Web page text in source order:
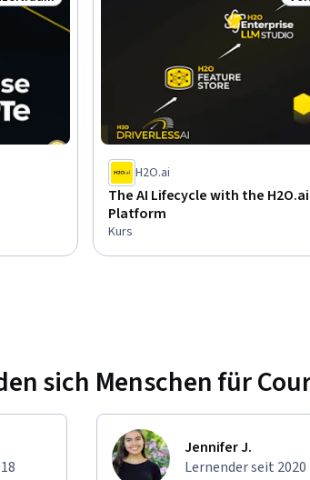
Testzeitraum
H2O.ai
The AI Lifecycle with the H2O.ai
Platform
Kurs
sich Menschen für
Jennifer J.
Lernender seit 2020